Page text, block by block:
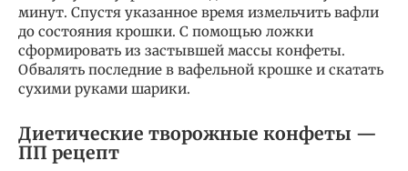
минут. Спустя указанное время измельчить вафли
до состояния крошки. С помощью ложки
сформировать из застывшей массы конфеты.
Обвалять последние в вафельной крошке и скатать
сухими руками шарики.
Диетические творожные конфеты —
ПП рецепт